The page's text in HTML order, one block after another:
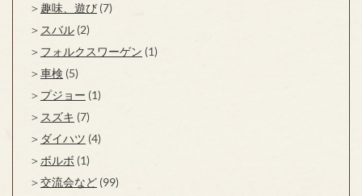
趣味、遊び (7)
スバル (2)
フォルクスワーゲン (1)
車検 (5)
プジョー (1)
スズキ (7)
ダイハツ (4)
ボルボ (1)
交流会など (99)